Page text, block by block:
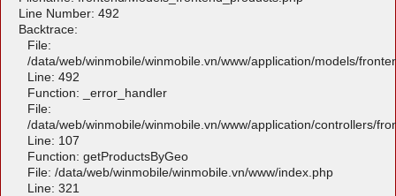
Line Number: 492
Backtrace:
File:
/data/web/winmobile/winmobile.vn/www/application/models/
Line: 492
Function: _error_handler
File:
/data/web/winmobile/winmobile.vn/www/application/controllers/
Line: 107
Function: getProductsByGeo
File: /data/web/winmobile/winmobile.vn/www/index.php
Line: 321